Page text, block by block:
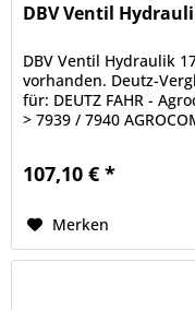
DBV Ventil
DBV Ventil Hydraulik
vorhanden. Deutz-
für: DEUTZ FAHR -
> 7939 / 7940
107,10 € *
Merken